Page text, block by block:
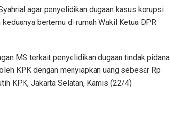
agar penyelidikan dugaan kasus korupsi
bertemu di rumah Wakil Ketua DPR
MS terkait penyelidikan dugaan tindak pidana
KPK dengan menyiapkan uang sebesar Rp
KPK, Jakarta Selatan, Kamis (22/4)